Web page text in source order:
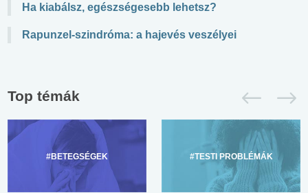
Ha kiabálsz, egészségesebb lehetsz?
Rapunzel-szindróma: a hajevés veszélyei
Top témák
#BETEGSÉGEK #TESTI PROBLÉMÁK